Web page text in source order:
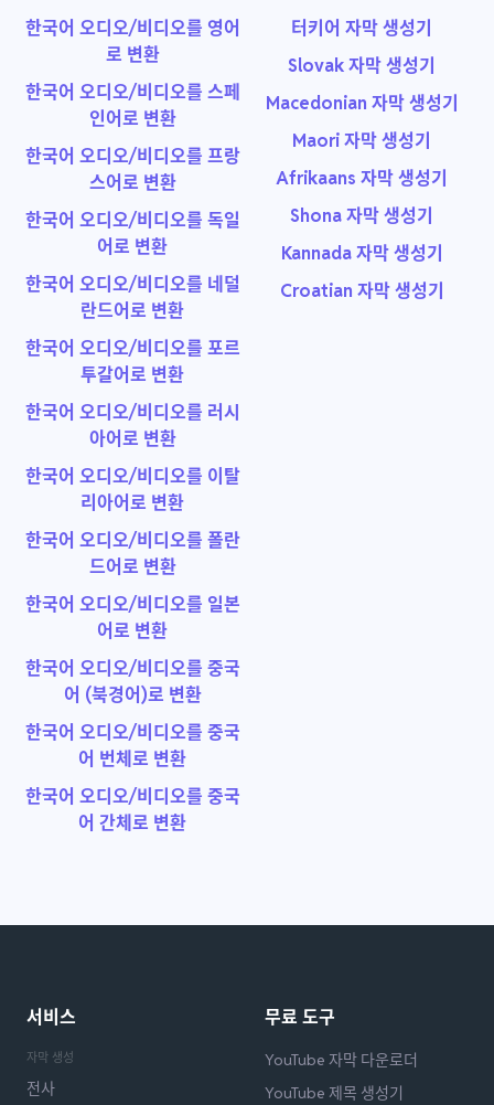
한국어 오디오/비디오를 영어
로 변환
한국어 오디오/비디오를 스페
인어로 변환
한국어 오디오/비디오를 프랑
스어로 변환
한국어 오디오/비디오를 독일
어로 변환
한국어 오디오/비디오를 네덜
란드어로 변환
한국어 오디오/비디오를 포르
투갈어로 변환
한국어 오디오/비디오를 러시
아어로 변환
한국어 오디오/비디오를 이탈
리아어로 변환
한국어 오디오/비디오를 폴란
드어로 변환
한국어 오디오/비디오를 일본
어로 변환
한국어 오디오/비디오를 중국
어 (북경어)로 변환
한국어 오디오/비디오를 중국
어 번체로 변환
한국어 오디오/비디오를 중국
어 간체로 변환
터키어 자막 생성기
Slovak 자막 생성기
Macedonian 자막 생성기
Maori 자막 생성기
Afrikaans 자막 생성기
Shona 자막 생성기
Kannada 자막 생성기
Croatian 자막 생성기
서비스
자막 생성
전사
무료 도구
YouTube 자막 다운로더
YouTube 제목 생성기